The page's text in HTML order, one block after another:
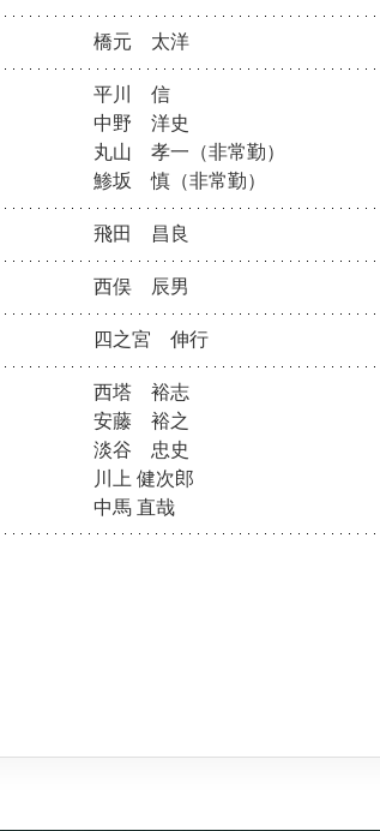
橋元 太洋
平川 信
中野 洋史
丸山 孝一（非常勤）
鯵坂 慎（非常勤）
飛田 昌良
西俣 辰男
四之宮 伸行
西塔 裕志
安藤 裕之
淡谷 忠史
川上 健次郎
中馬 直哉